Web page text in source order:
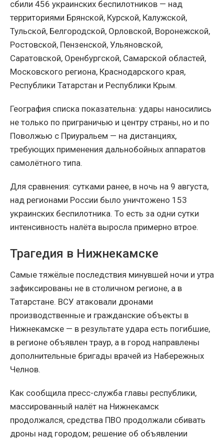
сбили 456 украинских беспилотников — над
территориями Брянской, Курской, Калужской,
Тульской, Белгородской, Орловской, Воронежской,
Ростовской, Пензенской, Ульяновской,
Саратовской, Оренбургской, Самарской областей,
Московского региона, Краснодарского края,
Республики Татарстан и Республики Крым.
География списка показательна: удары наносились
не только по приграничью и центру страны, но и по
Поволжью с Приуральем — на дистанциях,
требующих применения дальнобойных аппаратов
самолётного типа.
Для сравнения: сутками ранее, в ночь на 9 августа,
над регионами России было уничтожено 153
украинских беспилотника. То есть за одни сутки
интенсивность налёта выросла примерно втрое.
Трагедия в Нижнекамске
Самые тяжёлые последствия минувшей ночи и утра
зафиксированы не в столичном регионе, а в
Татарстане. ВСУ атаковали дронами
производственные и гражданские объекты в
Нижнекамске — в результате удара есть погибшие,
в регионе объявлен траур, а в город направлены
дополнительные бригады врачей из Набережных
Челнов.
Как сообщила пресс-служба главы республики,
массированный налёт на Нижнекамск
продолжался, средства ПВО продолжали сбивать
дроны над городом; решение об объявлении